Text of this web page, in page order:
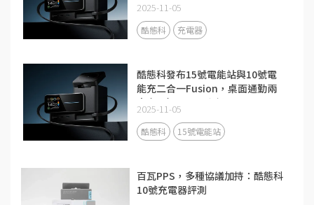
2025-11-05
酷態科 充電器
酷態科發布15號電能站與10號電
能充二合一Fusion，桌面通勤兩
大充電場景全面升級
2025-11-05
酷態科 15號電能站
百瓦PPS，多種協議加持：酷態科
10號充電器評測